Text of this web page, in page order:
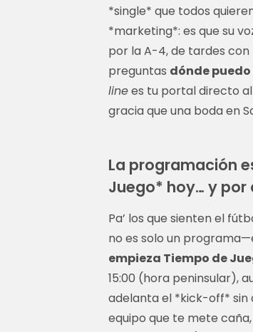
*single* que todos
*marketing*: es que su
por la A-4, de tardes
preguntas dónde
linees tu portal directo
gracia que una boda en
La programación
Juego* hoy… y por
Pa’ los que sienten el
no es solo un
empieza Tiempo de
15:00 (hora peninsular),
adelanta el *kick-off* sin
equipo que te mete